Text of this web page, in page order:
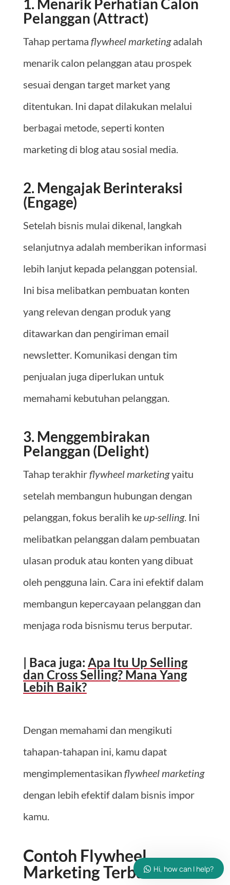
Pelanggan (Attract)
Tahap pertama flywheel marketingadalah
menarik calon pelanggan atau prospek
sesuai dengan target market yang
ditentukan. Ini dapat dilakukan melalui
berbagai metode, seperti konten
marketing di blog atau sosial media.
2. Mengajak Berinteraksi
(Engage)
Setelah bisnis mulai dikenal, langkah
selanjutnya adalah memberikan informasi
lebih lanjut kepada pelanggan potensial.
Ini bisa melibatkan pembuatan konten
yang relevan dengan produk yang
ditawarkan dan pengiriman email
newsletter. Komunikasi dengan tim
penjualan juga diperlukan untuk
memahami kebutuhan pelanggan.
3. Menggembirakan
Pelanggan (Delight)
Tahap terakhirflywheel marketingyaitu
setelah membangun hubungan dengan
pelanggan, fokus beralih ke up-selling. Ini
melibatkan pelanggan dalam pembuatan
ulasan produk atau konten yang dibuat
oleh pengguna lain. Cara ini efektif dalam
membangun kepercayaan pelanggan dan
menjaga roda bisnismu terus berputar.
| Baca juga: Apa Itu Up Selling
dan Cross Selling? Mana Yang
Lebih Baik?
Dengan memahami dan mengikuti
tahapan-tahapan ini, kamu dapat
mengimplementasikan flywheel marketing
dengan lebih efektif dalam bisnis impor
kamu.
Contoh Flywheel
MarketingTerbaruHi, how can I help?